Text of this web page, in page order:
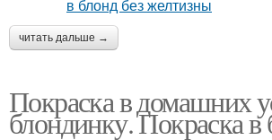
читать дальше →
Покраска в домашних
блондинку. Покраска в